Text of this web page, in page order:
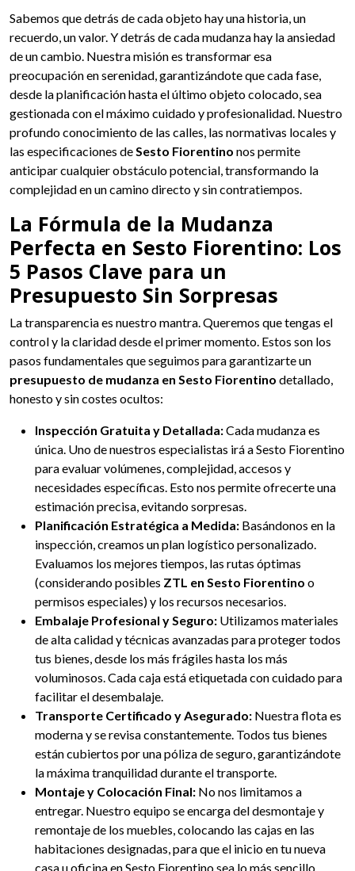
Sabemos que detrás de cada objeto hay una historia, un
recuerdo, un valor. Y detrás de cada mudanza hay la ansiedad
de un cambio. Nuestra misión es transformar esa
preocupación en serenidad, garantizándote que cada fase,
desde la planificación hasta el último objeto colocado, sea
gestionada con el máximo cuidado y profesionalidad. Nuestro
profundo conocimiento de las calles, las normativas locales y
las especificaciones deSesto Fiorentino nos permite
anticipar cualquier obstáculo potencial, transformando la
complejidad en un camino directo y sin contratiempos.
La Fórmula de la Mudanza
Perfecta en Sesto Fiorentino: Los
5 Pasos Clave para un
Presupuesto Sin Sorpresas
La transparencia es nuestro mantra. Queremos que tengas el
control y la claridad desde el primer momento. Estos son los
pasos fundamentales que seguimos para garantizarte un
presupuesto de mudanza en Sesto Fiorentino detallado,
honesto y sin costes ocultos:
Inspección Gratuita y Detallada:Cada mudanza es
única. Uno de nuestros especialistas irá a Sesto Fiorentino
para evaluar volúmenes, complejidad, accesos y
necesidades específicas. Esto nos permite ofrecerte una
estimación precisa, evitando sorpresas.
Planificación Estratégica a Medida: Basándonos en la
inspección, creamos un plan logístico personalizado.
Evaluamos los mejores tiempos, las rutas óptimas
(considerando posibles ZTL en Sesto Fiorentino o
permisos especiales) y los recursos necesarios.
Embalaje Profesional y Seguro: Utilizamos materiales
de alta calidad y técnicas avanzadas para proteger todos
tus bienes, desde los más frágiles hasta los más
voluminosos. Cada caja está etiquetada con cuidado para
facilitar el desembalaje.
Transporte Certificado y Asegurado: Nuestra flota es
moderna y se revisa constantemente. Todos tus bienes
están cubiertos por una póliza de seguro, garantizándote
la máxima tranquilidad durante el transporte.
Montaje y Colocación Final: No nos limitamos a
entregar. Nuestro equipo se encarga del desmontaje y
remontaje de los muebles, colocando las cajas en las
habitaciones designadas, para que el inicio en tu nueva
casa u oficina en Sesto Fiorentino sea lo más sencillo